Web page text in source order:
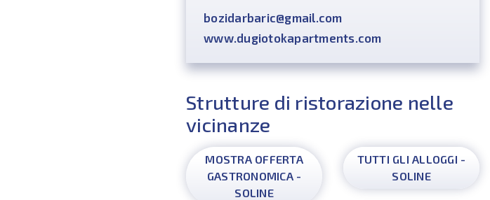
bozidarbaric@gmail.com
www.dugiotokapartments.com
Strutture di ristorazione nelle
vicinanze
MOSTRA OFFERTA
GASTRONOMICA -
SOLINE
TUTTI GLI ALLOGGI -
SOLINE